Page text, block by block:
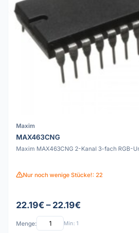
Maxim
MAX463CNG
Maxim MAX463CNG 2-Kanal 3-fach RGB-
Nur noch wenige Stücke!: 22
22.19€ – 22.19€
Menge: Min: 1